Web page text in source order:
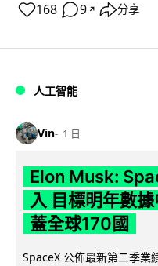
168 9 ↗ 分享
人工智能
Vin 1 日
Elon Musk:
入 目標明年數
蓋全球170國
SpaceX 公佈最新第二季業